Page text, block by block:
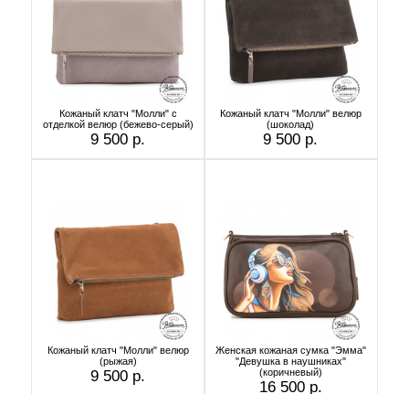
Кожаный клатч "Молли" с
отделкой велюр (бежево-серый)
9 500 р.
Кожаный клатч "Молли" велюр
(шоколад)
9 500 р.
Кожаный клатч "Молли" велюр
(рыжая)
9 500 р.
Женская кожаная сумка "Эмма"
"Девушка в наушниках"
(коричневый)
16 500 р.